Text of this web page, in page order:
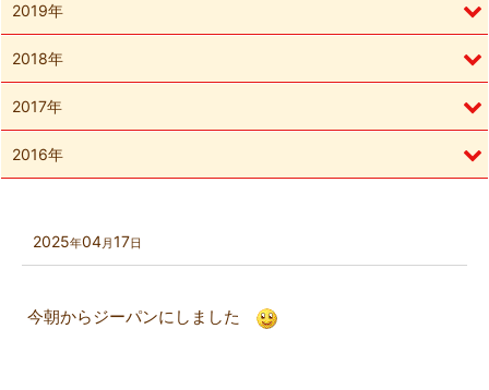
2025年04月17日
今朝からジーパンにしました
2019年
2018年
2017年
2016年